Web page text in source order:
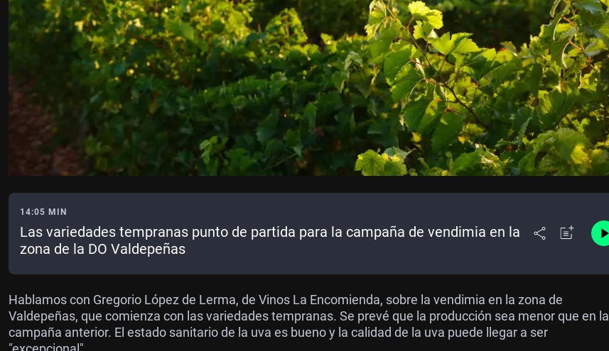
14:05 MIN
Las variedades tempranas punto de partida para la campaña de vendimia en la
zona de la DO Valdepeñas
Hablamos con Gregorio López de Lerma, de Vinos La Encomienda, sobre la vendimia en la zona de
Valdepeñas, que comienza con las variedades tempranas. Se prevé que la producción sea menor que en la
campaña anterior. El estado sanitario de la uva es bueno y la calidad de la uva puede llegar a ser